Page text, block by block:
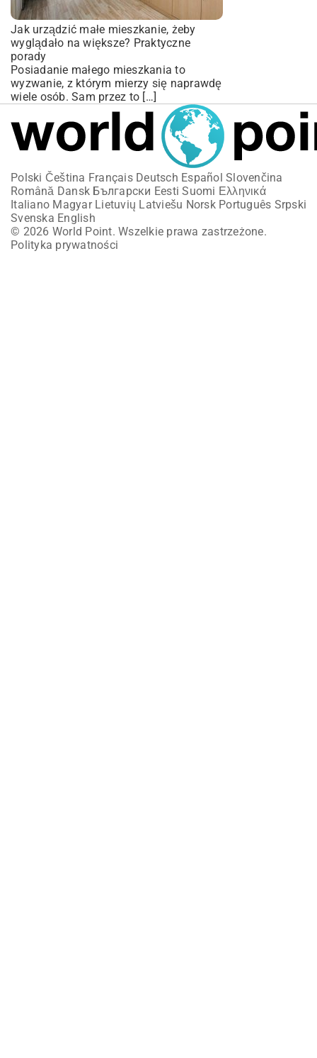
Jak urządzić małe mieszkanie, żeby
wyglądało na większe? Praktyczne
porady
Posiadanie małego mieszkania to
wyzwanie, z którym mierzy się naprawdę
wiele osób. Sam przez to […]
Polski Čeština Français Deutsch Español Slovenčina
Română Dansk Български Eesti Suomi Ελληνικά
Italiano Magyar Lietuvių Latviešu Norsk Português Srpski
Svenska English
© 2026 World Point. Wszelkie prawa zastrzeżone.
Polityka prywatności